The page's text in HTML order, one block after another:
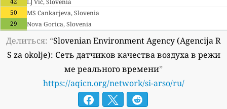
LJ Vič, Slovenia
50
MS Cankarjeva, Slovenia
29
Nova Gorica, Slovenia
Novo mesto, Slovenia
57
Ptuj, Slovenia
38
Trbovlje, Slovenia
Zagorje, Slovenia
Slovenia 🇸🇮
Brezje pri Grosupljem, Slovenia
IB Gregorčičeva, Ilirska Bistrica, Slovenia
Делиться: “Slovenian Environment Agency (Agencija R
S za okolje): Сеть датчиков качества воздуха в режи
ме реального времени”
https://aqicn.org/network/si-arso/ru/